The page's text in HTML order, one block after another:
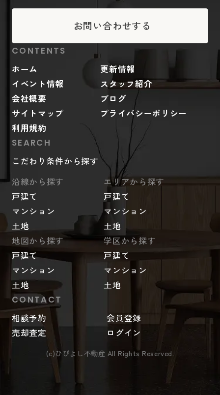
お問い合わせする
CONTENTS
ホーム
更新情報
イベント情報
スタッフ紹介
会社概要
ブログ
サイトマップ
プライバシーポリシー
利用規約
SEARCH
こだわり条件から探す
沿線から探す
戸建て
マンション
土地
エリアから探す
戸建て
マンション
土地
地図から探す
戸建て
マンション
土地
学区から探す
戸建て
マンション
土地
CONTACT
相談予約
会員登録
売却査定
ログイン
(c)ひびよし不動産 All Rights Reserved.